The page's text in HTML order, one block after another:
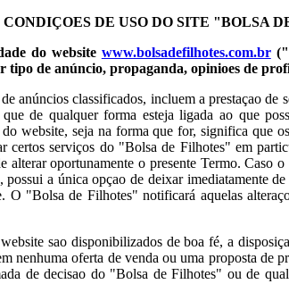
CONDIÇOES DE USO DO SITE "BOLSA
do website www.bolsadefilhotes.com.br
de anúncio, propaganda, opinioes de
anúncios classificados, incluem a prestaçao
de qualquer forma esteja ligada ao que
website, seja na forma que for, significa que
serviços do "Bolsa de Filhotes" em
oportunamente o presente Termo. Caso
a única opçao de deixar imediatamente
"Bolsa de Filhotes" notificará aquelas
sao disponibilizados de boa fé, a
nenhuma oferta de venda ou uma proposta
de decisao do "Bolsa de Filhotes" ou de